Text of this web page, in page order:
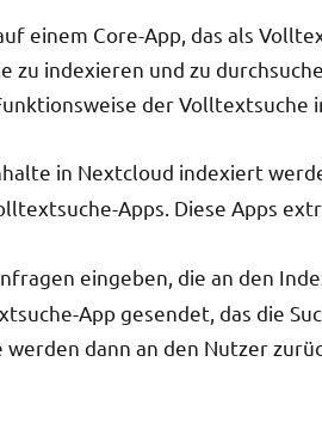
einem Core-App, das als
zu indexieren und zu
der Volltextsuche
in Nextcloud indexiert
Apps. Diese Apps
eingeben, die an den
App gesendet, das die
werden dann an den Nutzer